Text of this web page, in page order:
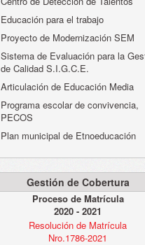
Educación para el trabajo
Proyecto de Modernización SEM
Sistema de Evaluación para la
de Calidad S.I.G.C.E.
Articulación de Educación Media
Programa escolar de convivencia,
PECOS
Plan municipal de Etnoeducación
Gestión de Cobertura
Proceso de Matrícula
2020 - 2021
Resolución de Matrícula
Nro.1786-2021